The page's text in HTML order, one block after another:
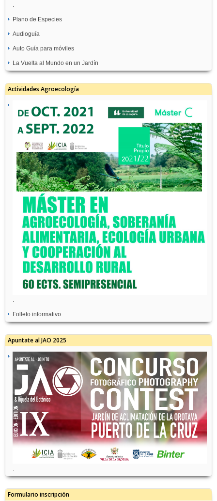
Plano de Especies
Audioguía
Auto Guía para móviles
La Vuelta al Mundo en un Jardín
Actividades Agroecología
Folleto informativo
Apuntate al JAO 2025
.
Formulario inscripción